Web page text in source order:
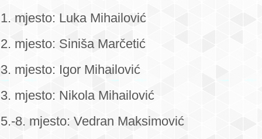
1. mjesto: Luka Mihailović
2. mjesto: Siniša Marčetić
3. mjesto: Igor Mihailović
3. mjesto: Nikola Mihailović
5.-8. mjesto: Vedran Maksimović